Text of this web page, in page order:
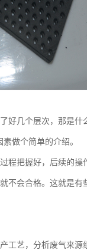
好几个层次，那是什
做个简单的介绍。
把握好，后续的操
不会合格。这就是
艺，分析废气来源